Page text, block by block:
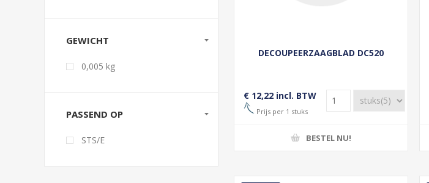
DECOUPEERZAAGBLAD DC520
€ 12,22 incl. BTW
Prijs per 1 stuks
BESTEL NU!
GEWICHT
0,005 kg
PASSEND OP
STS/E